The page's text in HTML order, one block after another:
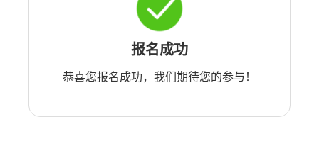
报名成功
恭喜您报名成功，我们期待您的参与！